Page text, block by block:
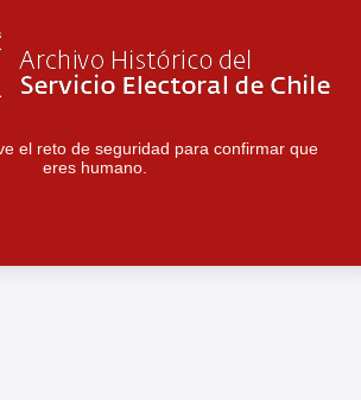
el reto de seguridad para confirmar que
eres humano.